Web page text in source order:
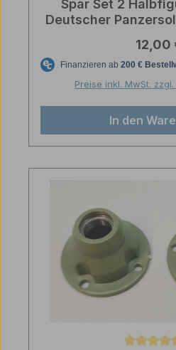
Spar Set 2
Deutscher
12,00
Preise inkl. MwSt.
In den